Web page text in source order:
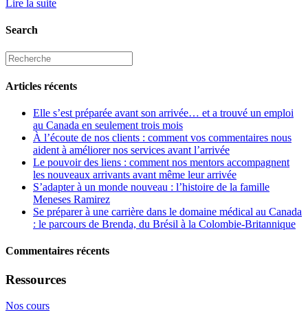
Lire la suite
Search
Articles récents
Elle s’est préparée avant son arrivée… et a trouvé un emploi
au Canada en seulement trois mois
À l’écoute de nos clients : comment vos commentaires nous
aident à améliorer nos services avant l’arrivée
Le pouvoir des liens : comment nos mentors accompagnent
les nouveaux arrivants avant même leur arrivée
S’adapter à un monde nouveau : l’histoire de la famille
Meneses Ramirez
Se préparer à une carrière dans le domaine médical au Canada
: le parcours de Brenda, du Brésil à la Colombie-Britannique
Commentaires récents
Ressources
Nos cours